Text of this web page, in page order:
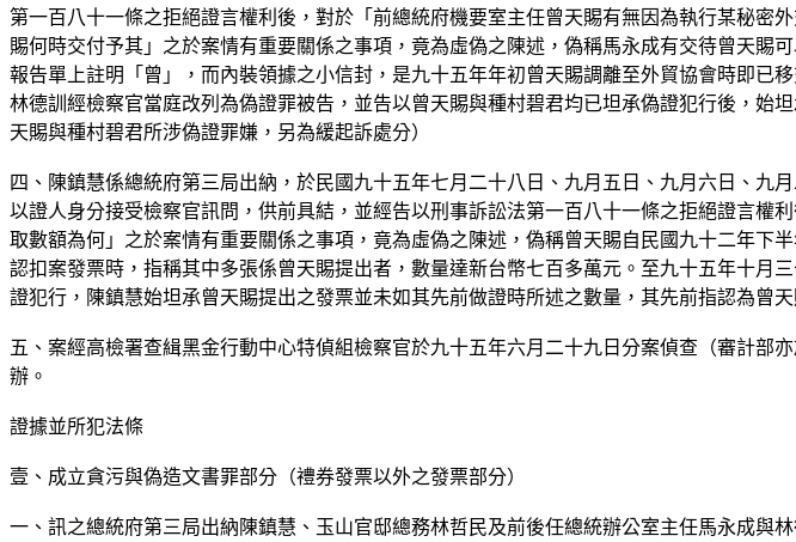
第一百八十一條之拒絕證言權利後，對於「前總統府機要室主任曾天賜有無因為執行某秘密
賜何時交付予其」之於案情有重要關係之事項，竟為虛偽之陳述，偽稱馬永成有交待曾天
報告單上註明「曾」，而內裝領據之小信封，是九十五年年初曾天賜調離至外貿協會時即已
林德訓經檢察官當庭改列為偽證罪被告，並告以曾天賜與種村碧君均已坦承偽證犯行後，始
天賜與種村碧君所涉偽證罪嫌，另為緩起訴處分）
四、陳鎮慧係總統府第三局出納，於民國九十五年七月二十八日、九月五日、九月六日、九
以證人身分接受檢察官訊問，供前具結，並經告以刑事訴訟法第一百八十一條之拒絕證言權
取數額為何」之於案情有重要關係之事項，竟為虛偽之陳述，偽稱曾天賜自民國九十二年
認扣案發票時，指稱其中多張係曾天賜提出者，數量達新台幣七百多萬元。至九十五年十
證犯行，陳鎮慧始坦承曾天賜提出之發票並未如其先前做證時所述之數量，其先前指認為曾
五、案經高檢署查緝黑金行動中心特偵組檢察官於九十五年六月二十九日分案偵查（審計
辦。
證據並所犯法條
壹、成立貪污與偽造文書罪部分（禮券發票以外之發票部分）
一、訊之總統府第三局出納陳鎮慧、玉山官邸總務林哲民及前後任總統辦公室主任馬永成與